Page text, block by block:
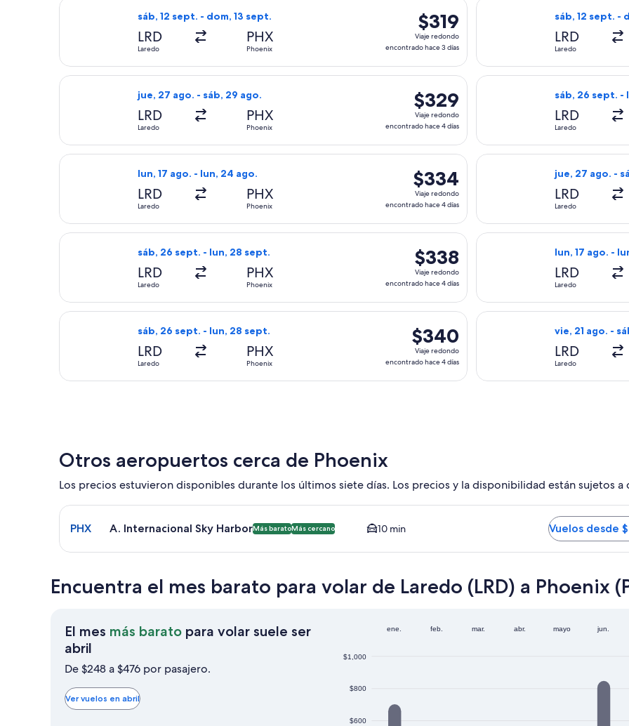
sáb, 12 sept. - dom, 13 sept.
LRD
Laredo
PHX
Phoenix
$319
Viaje
redondo,
encontrado
hace
3
días
$319
Viaje redondo
encontrado hace 3 días
Seleccionar vuelo de United, con salida el sáb, 12 sept. desde Laredo hacia Phoenix, con regreso
sáb, 12 sept. -
LRD
Laredo
Seleccionar
jue, 27 ago. - sáb, 29 ago.
LRD
Laredo
PHX
Phoenix
$329
Viaje
redondo,
encontrado
hace
4
días
$329
Viaje redondo
encontrado hace 4 días
Seleccionar vuelo de United, con salida el jue, 27 ago. desde Laredo hacia Phoenix, con regreso
sáb, 26 sept. -
LRD
Laredo
Seleccionar
lun, 17 ago. - lun, 24 ago.
LRD
Laredo
PHX
Phoenix
$334
Viaje
redondo,
encontrado
hace
días
$334
Viaje redondo
encontrado hace 4 días
Seleccionar vuelo de United, con salida el lun, 17 ago. desde Laredo hacia Phoenix, con regreso
jue, 27 ago. -
LRD
Laredo
Seleccionar
sáb, 26 sept. - lun, 28 sept.
LRD
Laredo
PHX
Phoenix
$338
Viaje
redondo,
encontrado
hace
4
días
$338
Viaje redondo
encontrado hace 4 días
Seleccionar vuelo de United, con salida el sáb, 26 sept. desde Laredo hacia Phoenix, con regreso
lun, 17 ago. -
LRD
Laredo
Seleccionar
sáb, 26 sept. - lun, 28 sept.
LRD
Laredo
PHX
Phoenix
$340
Viaje
redondo,
encontrado
$340
Viaje redondo
encontrado hace 4 días
Seleccionar vuelo de United, con salida el sáb, 26 sept. desde Laredo hacia Phoenix, con regreso
vie, 21 ago. -
LRD
Laredo
Seleccionar
Otros aeropuertos cerca de Phoenix
Los precios estuvieron disponibles durante los últimos siete días. Los precios y la disponibilidad están sujetos a
Seleccionar vuelo a A. Internacional Sky Harbor PHX. Opción más barata y cercana disponible. El tiempo
PHX A. Internacional Sky HarborMás baratoMás cercano 10 min Vuelos desde
Encuentra el mes barato para volar de Laredo (LRD) a Phoenix
El mes más barato para volar suele ser
abril
mes
barato
para
De $248 a $476 por pasajero.
Ver vuelos en abril
$600
$800
$1,000
ene. feb. mar. abr. mayo jun.